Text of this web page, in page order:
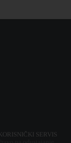
SERVIS